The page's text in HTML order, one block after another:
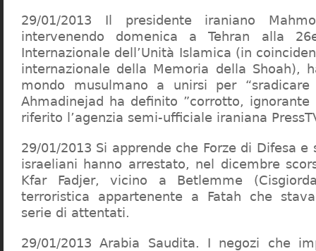
29/01/2013 Il presidente iraniano
intervenendo domenica a Tehran alla
Internazionale dell’Unità Islamica (in
internazionale della Memoria della Shoah),
mondo musulmano a unirsi per
Ahmadinejad ha definito ”corrotto,
riferito l’agenzia semi-ufficiale iraniana
29/01/2013 Si apprende che Forze di Difesa e
israeliani hanno arrestato, nel dicembre
Kfar Fadjer, vicino a Betlemme
terroristica appartenente a Fatah che
serie di attentati.
29/01/2013 Arabia Saudita. I negozi che